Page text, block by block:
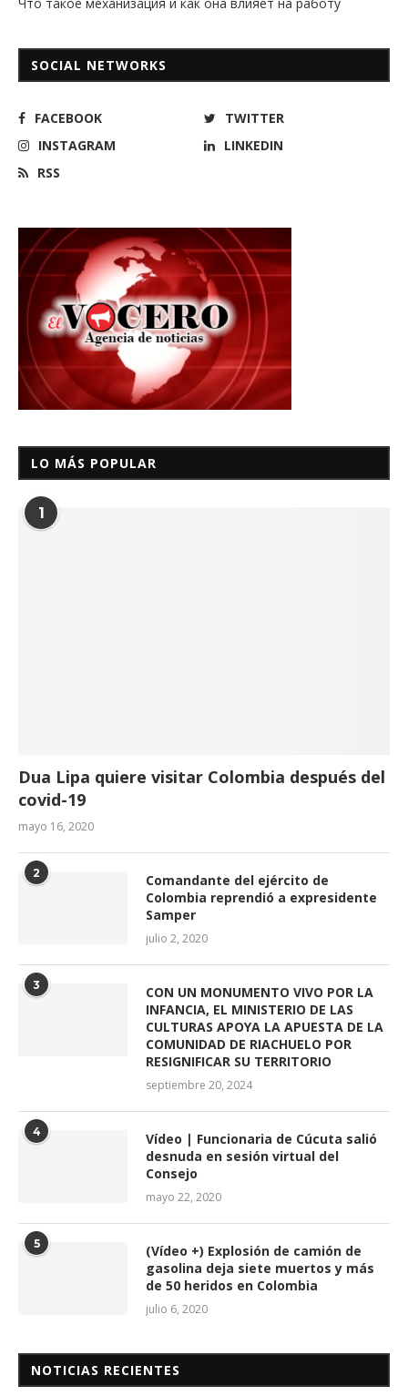
SOCIAL NETWORKS
FACEBOOK
TWITTER
INSTAGRAM
LINKEDIN
RSS
LO MÁS POPULAR
1
Dua Lipa quiere visitar Colombia después del
covid-19
mayo 16, 2020
2
Comandante del ejército de
Colombia reprendió a expresidente
Samper
julio 2, 2020
3
CON UN MONUMENTO VIVO POR LA
INFANCIA, EL MINISTERIO DE LAS
CULTURAS APOYA LA APUESTA DE LA
COMUNIDAD DE RIACHUELO POR
RESIGNIFICAR SU TERRITORIO
septiembre 20, 2024
4
Vídeo | Funcionaria de Cúcuta salió
desnuda en sesión virtual del
Consejo
mayo 22, 2020
5
(Vídeo +) Explosión de camión de
gasolina deja siete muertos y más
de 50 heridos en Colombia
julio 6, 2020
NOTICIAS RECIENTES